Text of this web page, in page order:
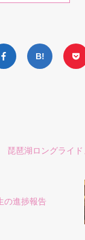
琵琶湖ロングライ
進捗報告